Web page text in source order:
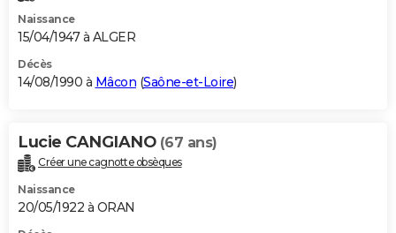
Naissance
15/04/1947 à ALGER
Décès
14/08/1990 à Mâcon (Saône-et-Loire)
Lucie CANGIANO (67 ans)
Créer une cagnotte obsèques
Naissance
20/05/1922 à ORAN